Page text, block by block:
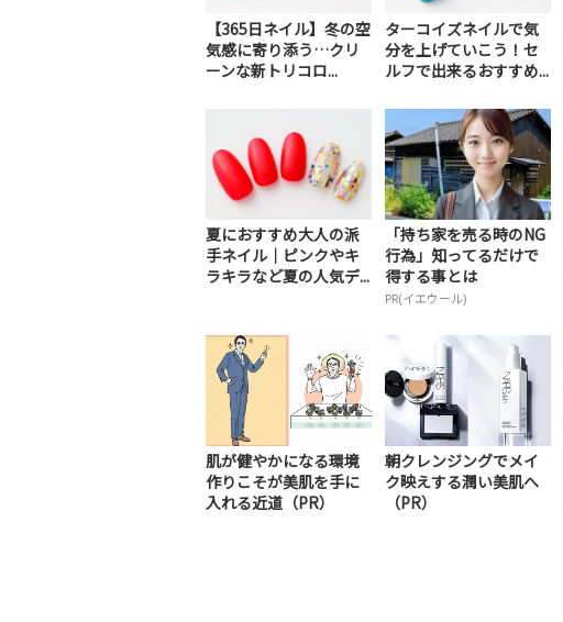
【365日ネイル】冬の空
気感に寄り添う…クリ
ーンな新トリコロ...
ターコイズネイルで気
分を上げていこう！セ
ルフで出来るおすすめ...
夏におすすめ大人の派
手ネイル｜ピンクやキ
ラキラなど夏の人気デ...
「持ち家を売る時のNG
行為」知ってるだけで
得する事とは
PR(イエウール)
肌が健やかになる環境
作りこそが美肌を手に
入れる近道（PR）
朝クレンジングでメイ
ク映えする潤い美肌へ
（PR）